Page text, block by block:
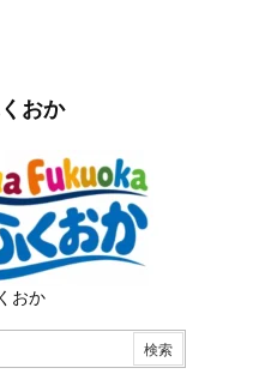
おか
おか